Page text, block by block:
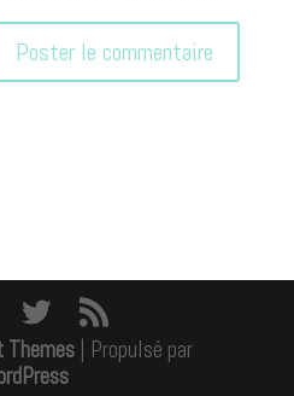
Themes | Propulsé par